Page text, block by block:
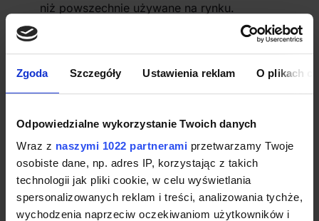
Zgoda Szczegóły Ustawienia reklam O plikach
Odpowiedzialne wykorzystanie Twoich danych
Wraz z naszymi 1022 partnerami przetwarzamy Twoje
osobiste dane, np. adres IP, korzystając z takich
technologii jak pliki cookie, w celu wyświetlania
spersonalizowanych reklam i treści, analizowania tychże,
wychodzenia naprzeciw oczekiwaniom użytkowników i
niż powszechnie używane na rynku.
materiałowym, w którym znajdują się
wszelkie sprzęty do badań materiałowych –
materiałów. Dysponujemy również
oprzyrządowaniem do budowy prototypu
nowej protezy. To oczywiście mało realne
problemy, ale pokazują jakie zagadnienia
muszą zostać rozpoznane, aby przystąpić